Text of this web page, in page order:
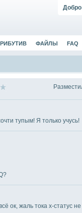
ФАЙЛЫ FAQ
тупым! Я только учусь!
ок, жаль тока х-статус